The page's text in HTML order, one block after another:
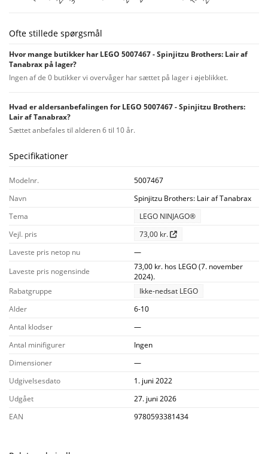
Ofte stillede spørgsmål
Hvor mange butikker har LEGO 5007467 - Spinjitzu Brothers: Lair af
Tanabrax på lager?
Ingen af de 0 butikker vi overvåger har sættet på lager i øjeblikket.
Hvad er aldersanbefalingen for LEGO 5007467 - Spinjitzu Brothers:
Lair af Tanabrax?
Sættet anbefales til alderen 6 til 10 år.
Specifikationer
Modelnr.
5007467
Navn
Spinjitzu Brothers: Lair af Tanabrax
Tema
LEGO NINJAGO®
Vejl. pris
73,00 kr.
Laveste pris netop nu
—
Laveste pris nogensinde
73,00 kr. hos LEGO (7. november
2024).
Rabatgruppe
Ikke-nedsat LEGO
Alder
6-10
Antal klodser
—
Antal minifigurer
Ingen
Dimensioner
—
Udgivelsesdato
1. juni 2022
Udgået
27. juni 2026
EAN
9780593381434